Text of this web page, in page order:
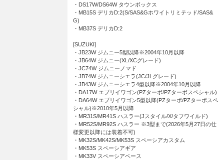
・DS17W/DS64W タウンボックス
・MB15S デリカD:2(S/SAS&Gホワイトリミテッド/SAS&
G)
・MB37S デリカD:2
[SUZUKI]
・JB23W ジムニー5型以降※2004年10月以降
・JB64W ジムニー(XL/XCグレード)
・JC74W ジムニーノマド
・JB74W ジムニーシエラ(JC/JLグレード)
・JB43W ジムニーシエラ4型以降※2004年10月以降
・DA17W エブリイワゴン(PZターボ/PZターボスペシャル)
・DA64W エブリイワゴン5型以降(PZターボ/PZターボスペ
シャル)※2010年5月以降
・MR31S/MR41S ハスラー(Jスタイル/X/タフワイルド)
・MR52S/MR92S ハスラー ※3型まで(2026年5月27日の仕
様変更以降には装着不可)
・MK32S/MK42S/MK53S スペーシアカスタム
・MK53S スペーシアギア
・MK33V スペーシアベース